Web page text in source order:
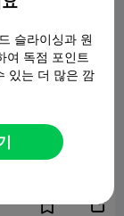

슬라이싱과 원
여 독점 포인트
있는 더 많은 깜